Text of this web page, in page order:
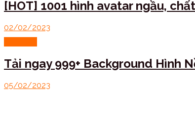
[HOT] 1001 hình avatar ngầu,
02/02/2023
Tải ngay 999+ Background Hình
05/02/2023